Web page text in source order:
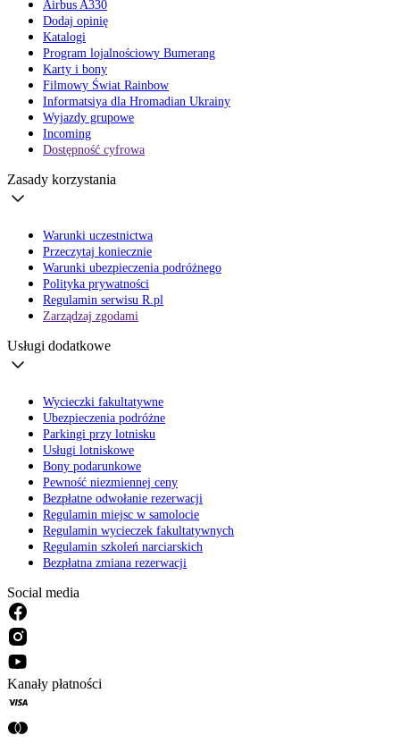
Airbus A330
Dodaj opinię
Katalogi
Program lojalnościowy Bumerang
Karty i bony
Filmowy Świat Rainbow
Informatsiya dla Hromadian Ukrainy
Wyjazdy grupowe
Incoming
Dostępność cyfrowa
Zasady korzystania
Warunki uczestnictwa
Przeczytaj koniecznie
Warunki ubezpieczenia podróżnego
Polityka prywatności
Regulamin serwisu R.pl
Zarządzaj zgodami
Usługi dodatkowe
Wycieczki fakultatywne
Ubezpieczenia podróżne
Parkingi przy lotnisku
Usługi lotniskowe
Bony podarunkowe
Pewność niezmiennej ceny
Bezpłatne odwołanie rezerwacji
Regulamin miejsc w samolocie
Regulamin wycieczek fakultatywnych
Regulamin szkoleń narciarskich
Bezpłatna zmiana rezerwacji
Social media
Kanały płatności